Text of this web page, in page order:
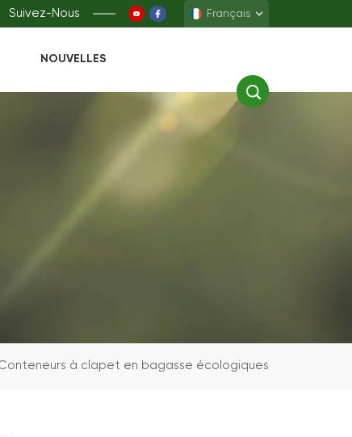
Suivez-Nous Français
Français
NOUVELLES
à clapet en bagasse écologiques